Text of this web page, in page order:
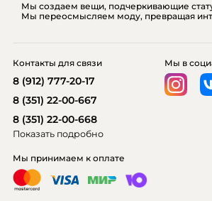
Мы создаем вещи, подчеркивающие
Мы переосмысляем моду, превращая
Мы принимаем к оплате
Мы в
Контакты для связи
8 (912) 777-20-17
8 (351) 22-00-667
8 (351) 22-00-668
Показать подробно